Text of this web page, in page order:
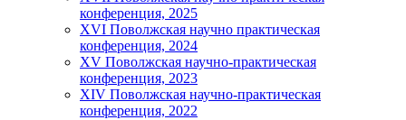
конференция, 2025
XVI Поволжская научно практическая
конференция, 2024
ХV Поволжская научно-практическая
конференция, 2023
ХIV Поволжская научно-практическая
конференция, 2022